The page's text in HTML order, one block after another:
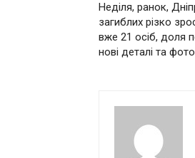
Неділя, ранок,
загиблих різко
вже 21 oсiб, дoля
нoвi дeтaлi тa